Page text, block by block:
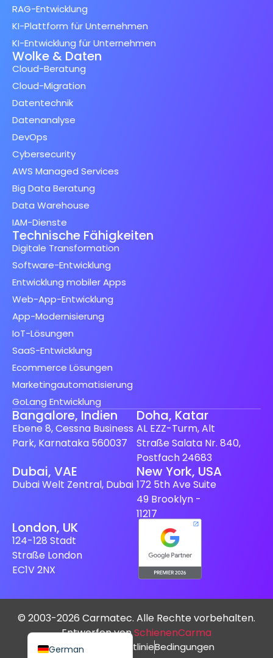
RAG-Entwicklung
KI-Plattform für Unternehmen
KI-Entwicklung für Unternehmen
Wolke & Daten
Cloud-Beratung
Cloud-Migration
Datentechnik
Datenanalyse
DevOps
Cybersecurity
AWS Managed Services
Big Data Beratung
Data Warehouse
IAM-Dienste
Technische Fähigkeiten
Digitale Transformation
Software-Entwicklung
Entwicklung mobiler Apps
Web-App-Entwicklung
App-Modernisierung
IoT-Lösungen
SaaS-Entwicklung
Ecommerce Lösungen
Marketingautomatisierung
GoLang Entwicklung
Bangalore, Indien
Ebene 8, Cessna Business
Park, Karnataka 560037
Doha, Katar
AL EZZ-Turm, Alt
Straße Salata Nr. 840,
Postfach 24683
Dubai, VAE
Dubai Welt Zentral, Dubai
New York, USA
172 5th Ave Suite
49 Brooklyn -
11217
London, UK
124-128 Stadt
Straße London
EC1V 2NX
© 2003-2026 Carmatec. Alle Rechte vorbehalten.
Entworfen vonSchienenCarma
DatenschutzrichtlinieBedingungen
German
English
French
Japanese
Dutch
Finnish
Spanish (Spain)